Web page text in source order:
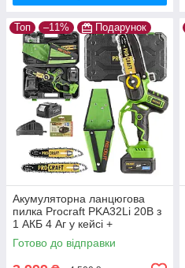
Топ –11% Подарунок
Акумуляторна ланцюгова
пилка Procraft PKA32Li 20В з
1 АКБ 4 Аг у кейсі +
додатковий АКБ 4 Аг Type-C,
2 шини 6"/8"
Готово до відправки